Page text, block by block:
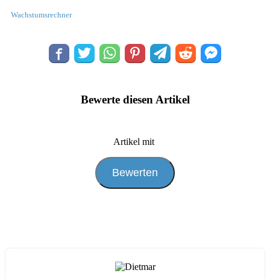
Wachstumsrechner
Bewerte diesen Artikel
Artikel mit